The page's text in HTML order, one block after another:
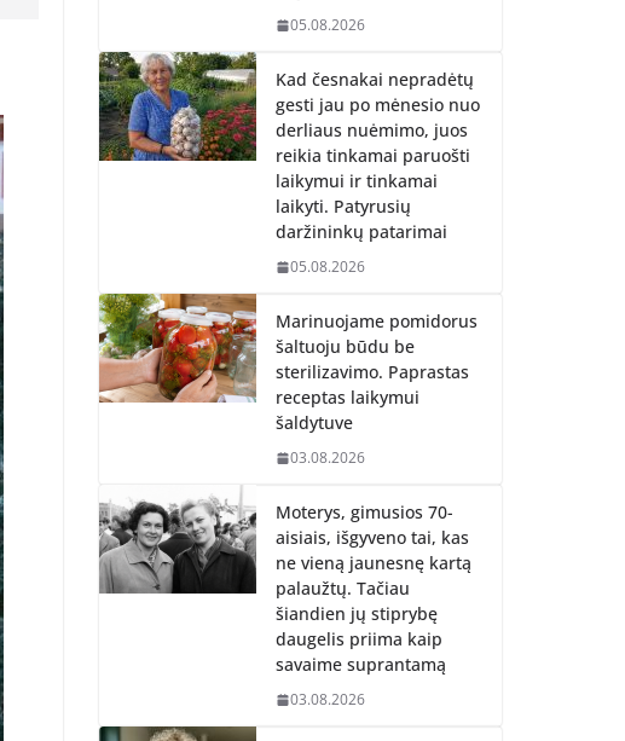
05.08.2026
Kad česnakai nepradėtų
gesti jau po mėnesio nuo
derliaus nuėmimo, juos
reikia tinkamai paruošti
laikymui ir tinkamai
laikyti. Patyrusių
daržininkų patarimai
05.08.2026
Marinuojame pomidorus
šaltuoju būdu be
sterilizavimo. Paprastas
receptas laikymui
šaldytuve
03.08.2026
Moterys, gimusios 70-
aisiais, išgyveno tai, kas
ne vieną jaunesnę kartą
palaužtų. Tačiau
šiandien jų stiprybę
daugelis priima kaip
savaime suprantamą
03.08.2026